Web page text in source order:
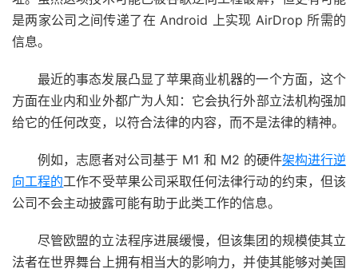
是两家公司之间传递了在 Android 上实现 AirDrop 所需的
信息。
最近的事态发展凸显了苹果商业机器的一个方面，这个
方面在业内和业外都广为人知：它会执行外部立法机构强加
给它的任何改变，以符合法律的内容，而不是法律的精神。
例如，志愿者对公司基于 M1 和 M2 的硬件架构进行逆
向工程的工作不受苹果公司采取任何法律行动的约束，但该
公司不会主动披露可能有助于此类工作的信息。
尽管欧盟的立法程序进展缓慢，但该集团的规模使其立
法者在世界舞台上拥有相当大的影响力，并使其能够对美国